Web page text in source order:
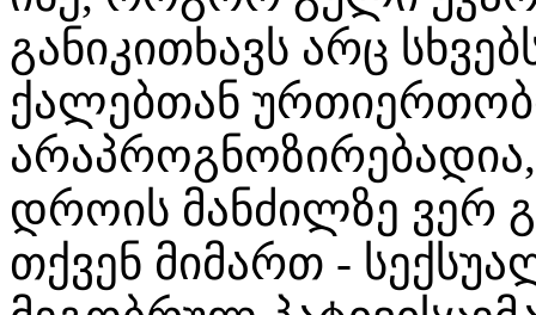
განიკითხავს არც
ქალებთან
დროის მანძილზე ვერ
თქვენ მიმართ -